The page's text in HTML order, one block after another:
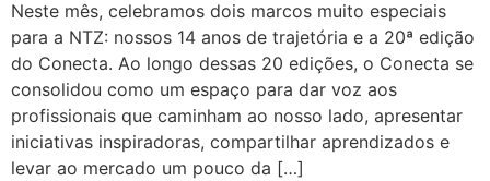
Neste mês, celebramos dois marcos muito especiais
para a NTZ: nossos 14 anos de trajetória e a 20ª edição
do Conecta. Ao longo dessas 20 edições, o Conecta se
consolidou como um espaço para dar voz aos
profissionais que caminham ao nosso lado, apresentar
iniciativas inspiradoras, compartilhar aprendizados e
levar ao mercado um pouco da […]